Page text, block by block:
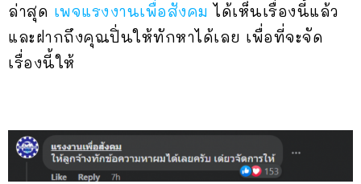
ล่าสุด เพจแรงงานเพื่อสังคม ได้เห็นเรื่องนี้แล้ว
และฝากถึงคุณปิ่นให้ทักหาได้เลย เพื่อที่จะจัด
เรื่องนี้ให้